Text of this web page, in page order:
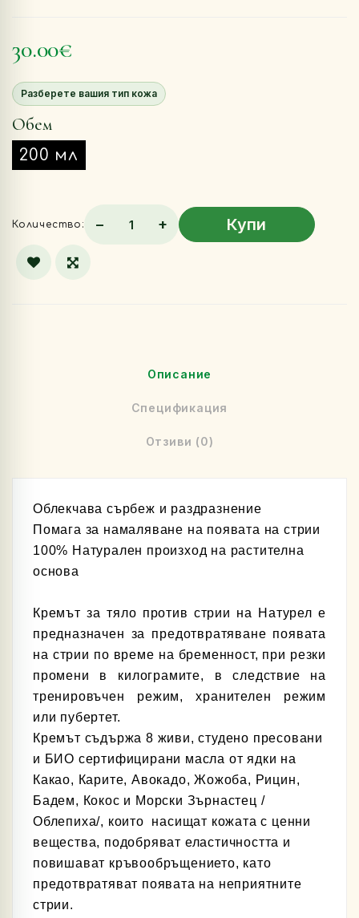
30.00€
Разберете вашия тип кожа
Обем
200 мл
Количество: − + Купи
Описание
Спецификация
Отзиви (0)
Облекчава сърбеж и раздразнение
Помага за намаляване на появата на стрии
100% Натурален произход на растителна
основа
Кремът за тяло против стрии на Натурел е
предназначен за предотвратяване появата
на стрии по време на бременност, при резки
промени в килограмите, в следствие на
тренировъчен режим, хранителен режим
или пубертет.
Кремът съдържа 8 живи, студено пресовани
и БИО сертифицирани масла от ядки на
Какао, Карите, Авокадо, Жожоба, Рицин,
Бадем, Кокос и Морски Зърнастец /
Облепиха/, които насищат кожата с ценни
вещества, подобряват еластичността и
повишават кръвообръщението, като
предотвратяват появата на неприятните
стрии.